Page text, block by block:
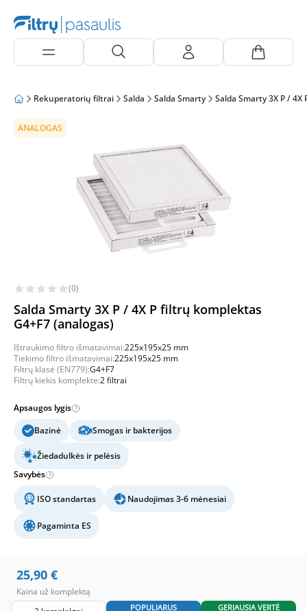
Rekuperatorių filtrai Salda Salda Smarty Salda Smarty 3X P / 4X
ANALOGAS
(0)
Salda Smarty 3X P / 4X P filtrų komplektas
G4+F7 (analogas)
Ištraukimo filtro išmatavimai:225x195x25 mm
Tiekimo filtro išmatavimai:225x195x25 mm
Filtrų klasė (EN779):G4+F7
Filtrų kiekis komplekte:2 filtrai
Apsaugos lygis
Bazinė
Smogas ir bakterijos
Žiedadulkės ir pelėsis
Savybės
ISO standartas Naudojimas 3-6 mėnesiai
Pagaminta ES
25,90 €
Kaina už komplektą
POPULIARUS GERIAUSIA VERTĖ